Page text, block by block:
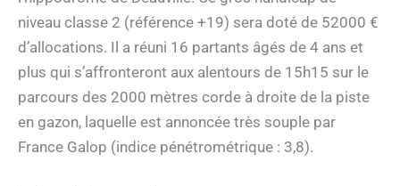
niveau classe 2 (référence +19) sera doté de 52000 €
d’allocations. Il a réuni 16 partants âgés de 4 ans et
plus qui s’affronteront aux alentours de 15h15 sur le
parcours des 2000 mètres corde à droite de la piste
en gazon, laquelle est annoncée très souple par
France Galop (indice pénétrométrique : 3,8).